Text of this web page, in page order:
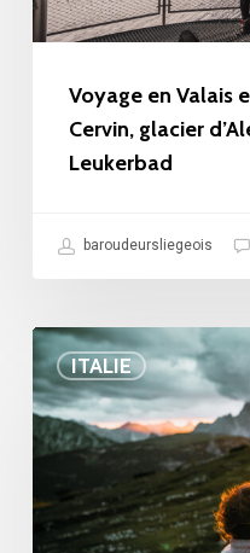
jours
entre
Cervin,
glacier
d’Aletsch
thermes
Voyage en Valais
Cervin, glacier
Leukerbad
baroudeursliegeois
ITALIE
Dolomites
avec
bébé
guide
complet